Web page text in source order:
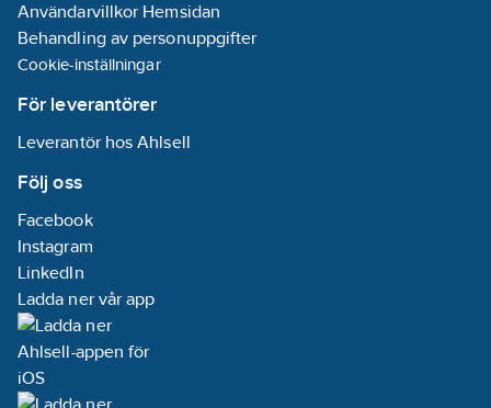
Användarvillkor Hemsidan
Behandling av personuppgifter
Cookie-inställningar
För leverantörer
Leverantör hos Ahlsell
Följ oss
Facebook
Instagram
LinkedIn
Ladda ner vår app